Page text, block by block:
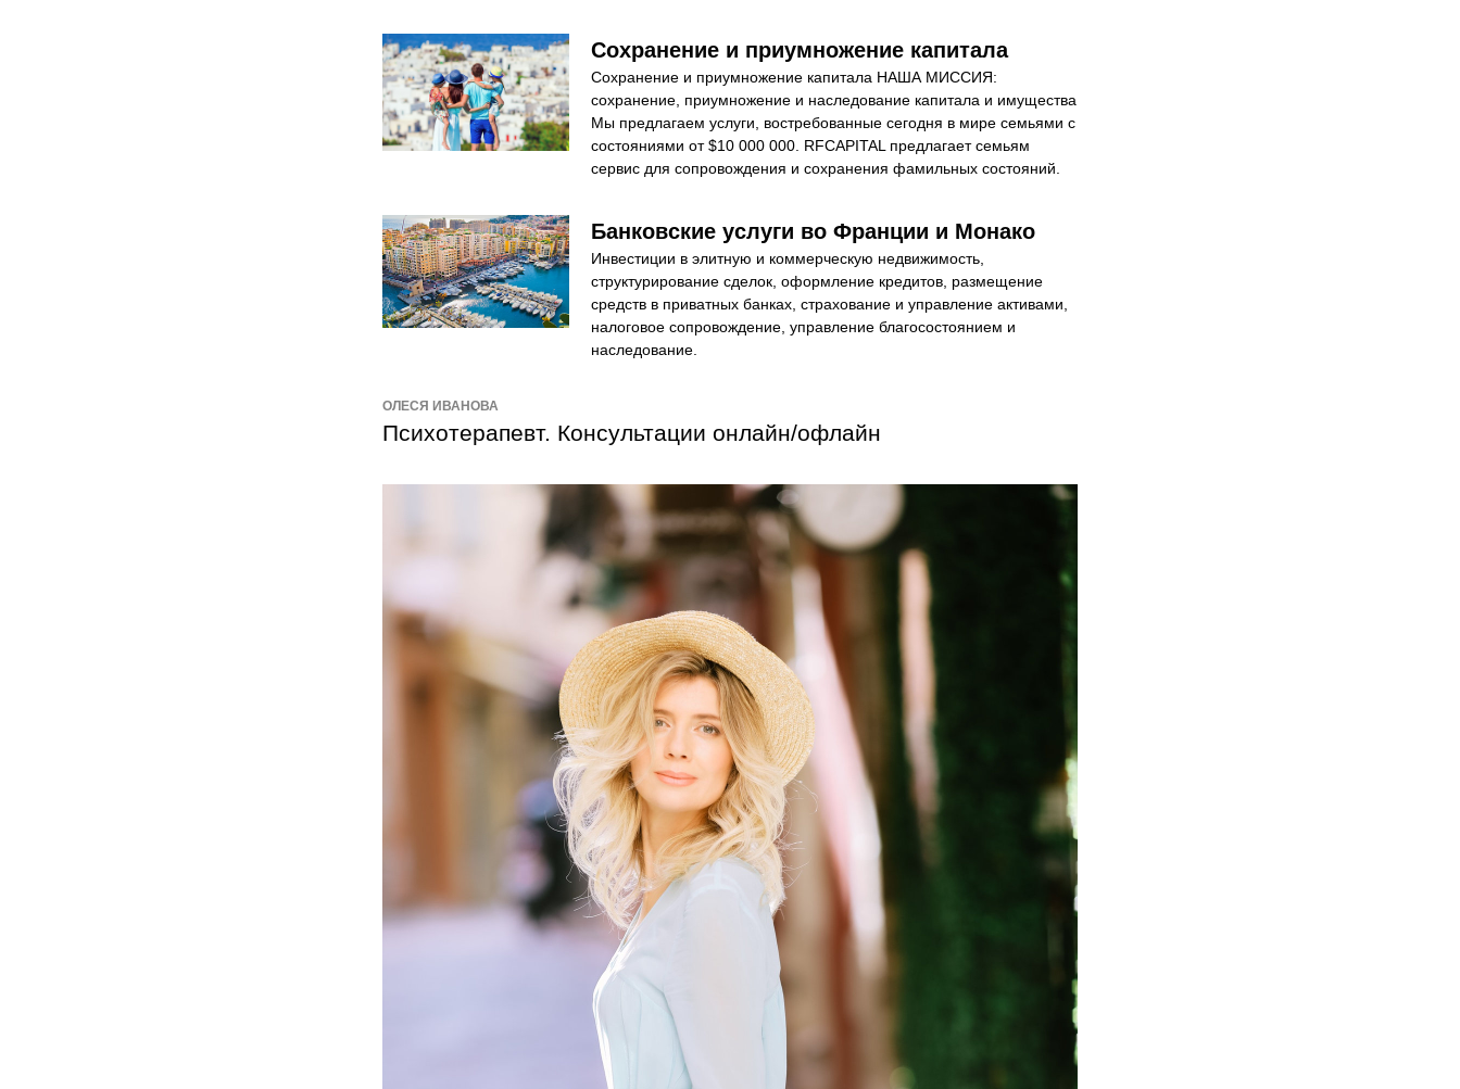
Сохранение и приумножение капитала
Сохранение и приумножение капитала НАША МИССИЯ:
сохранение, приумножение и наследование капитала и имущества
Мы предлагаем услуги, востребованные сегодня в мире семьями с
состояниями от $10 000 000. RFCAPITAL предлагает семьям
сервис для сопровождения и сохранения фамильных состояний.
Банковские услуги во Франции и Монако
Инвестиции в элитную и коммерческую недвижимость,
структурирование сделок, оформление кредитов, размещение
средств в приватных банках, страхование и управление активами,
налоговое сопровождение, управление благосостоянием и
наследование.
ОЛЕСЯ ИВАНОВА
Психотерапевт. Консультации онлайн/офлайн